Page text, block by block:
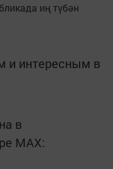
иң түбән
и интересным в
в
MАХ: